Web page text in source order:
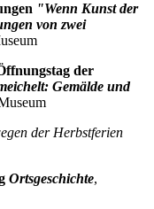
"Wenn Kunst der
von zwei
der
Gemälde und
der Herbstferien
Ortsgeschichte,